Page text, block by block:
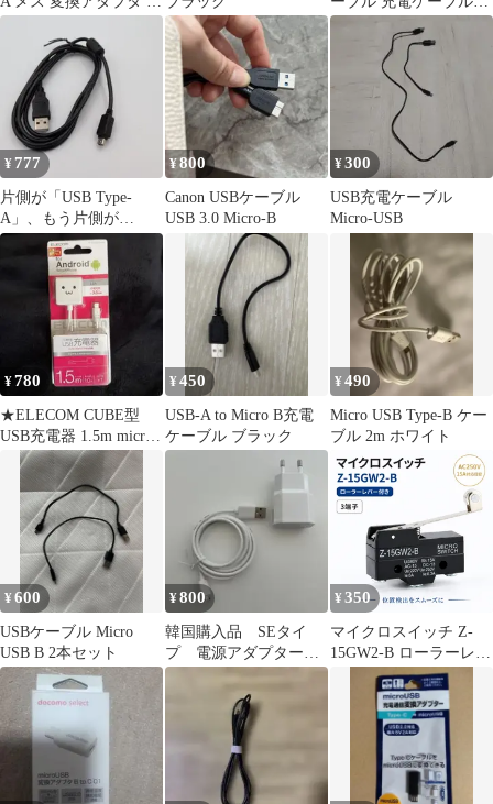
ーブル
Android 充電 2m
¥ 777
片側が「USB Type-
A」、もう片側が
「USB Mini-B」端子
¥800
Canon USBケーブル
USB 3.0 Micro-B
¥300
USB充電ケーブル
Micro-USB
¥780
★ELECOM CUBE型
USB充電器 1.5m micro
B android
¥450
USB-A to Micro B充電
ケーブル ブラック
¥490
Micro USB Type-B ケー
ブル 2m ホワイト
¥600
USBケーブル Micro
USB B 2本セット
¥800
韓国購入品 SEタイ
プ 電源アダプター
Micro USBケーブルセ
¥350
マイクロスイッチ Z-
15GW2-B ローラーレバ
ー付き 3端子 NO NC リ
ミットスイッチ 15A 電
子工作 制御用